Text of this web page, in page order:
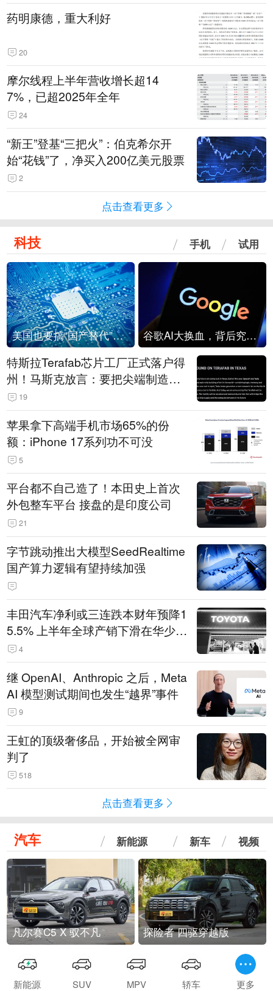
药明康德，重大利好
20
摩尔线程上半年营收增长超14
7%，已超2025年全年
24
“新王”登基“三把火”：伯克希尔开
始“花钱”了，净买入200亿美元股票
2
点击查看更多
科技 手机 试用
美国也要搞“国产替代”？先算清三笔账 谷歌AI大换血，背后究竟发生了什么？
特斯拉Terafab芯片工厂正式落户得
州！马斯克放言：要把尖端制造带
回美国
19
苹果拿下高端手机市场65%的份
额：iPhone 17系列功不可没
5
平台都不自己造了！本田史上首次
外包整车平台 接盘的是印度公司
21
字节跳动推出大模型SeedRealtime
国产算力逻辑有望持续加强
丰田汽车净利或三连跌本财年预降1
5.5% 上半年全球产销下滑在华少卖
14.3万辆
4
继 OpenAI、Anthropic 之后，Meta
AI 模型测试期间也发生“越界”事件
9
王虹的顶级奢侈品，开始被全网审
判了
518
点击查看更多
汽车 新能源 新车 视频
凡尔赛C5 X 驭不凡 探险者 四驱穿越版
新能源 SUV MPV 轿车 更多